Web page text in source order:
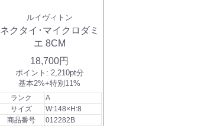
ルイヴィトン
ネクタイ･マイクロダミ
エ 8CM
18,700円
ポイント: 2,210pt分
基本2%+特別11%
ランク
A
サイズ
W:148×H:8
商品番号
012282B